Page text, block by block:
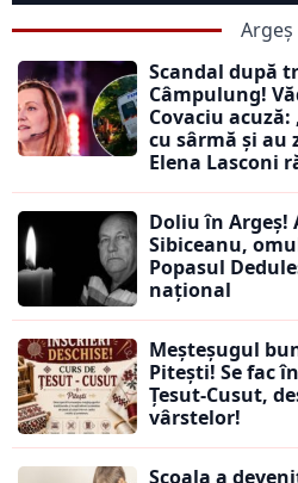
Argeș
Scandal după
Câmpulung!
Covaciu
cu sârmă și au
Elena Lasconi
Doliu în Argeș!
Sibiceanu,
Popasul
național
Meșteșugul
Pitești! Se fac
Țesut-Cusut,
vârstelor!
Școala a